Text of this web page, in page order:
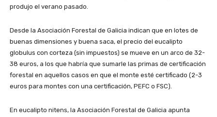
produjo el verano pasado.
Desde la Asociación Forestal de Galicia indican que en lotes de
buenas dimensiones y buena saca, el precio del eucalipto
globulus con corteza (sin impuestos) se mueve en un arco de 32-
38 euros, a los que habría que sumarle las primas de certificación
forestal en aquellos casos en que el monte esté certificado (2-3
euros para montes con una certificación, PEFC o FSC).
En eucalipto nitens, la Asociación Forestal de Galicia apunta